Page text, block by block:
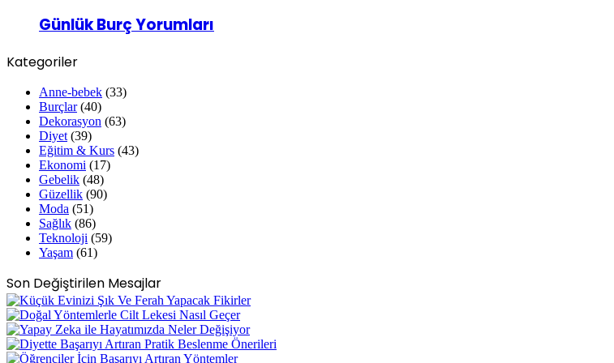
Günlük Burç Yorumları
Kategoriler
Anne-bebek (33)
Burçlar(40)
Dekorasyon (63)
Diyet (39)
Eğitim & Kurs (43)
Ekonomi (17)
Gebelik (48)
Güzellik (90)
Moda (51)
Sağlık (86)
Teknoloji (59)
Yaşam (61)
Son Değiştirilen Mesajlar